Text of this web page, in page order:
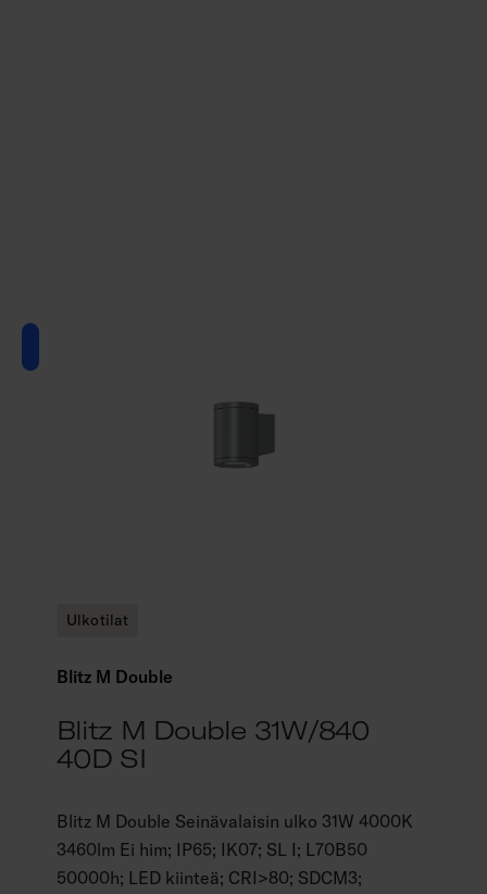
Ulkotilat
Blitz M Double
Blitz M Double 31W/840
40D SI
Blitz M Double Seinävalaisin ulko 31W 4000K
3460lm Ei him; IP65; IK07; SL I; L70B50
50000h; LED kiinteä; CRI>80; SDCM3;